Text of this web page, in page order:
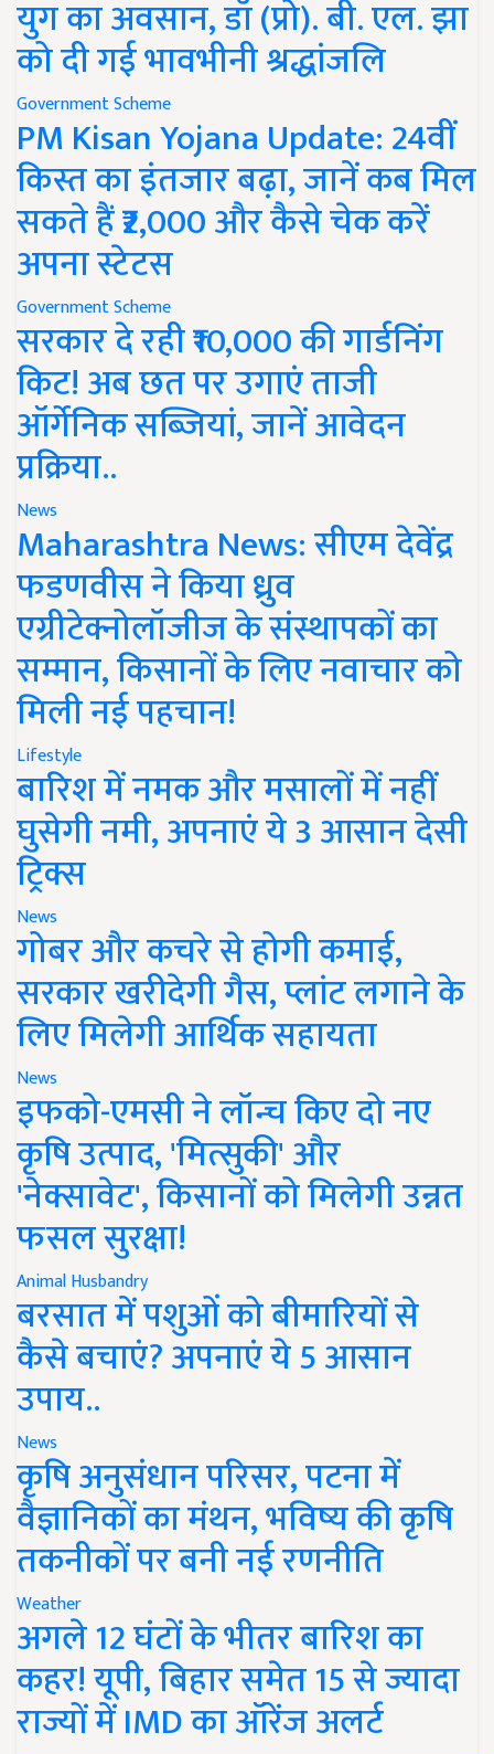
युग का अवसान, डॉ (प्रो). बी. एल. झा
को दी गई भावभीनी श्रद्धांजलि
Government Scheme
PM Kisan Yojana Update: 24वीं
किस्त का इंतजार बढ़ा, जानें कब मिल
सकते हैं ₹2,000 और कैसे चेक करें
अपना स्टेटस
Government Scheme
सरकार दे रही ₹10,000 की गार्डनिंग
किट! अब छत पर उगाएं ताजी
ऑर्गेनिक सब्जियां, जानें आवेदन
प्रक्रिया..
News
Maharashtra News: सीएम देवेंद्र
फडणवीस ने किया ध्रुव
एग्रीटेक्नोलॉजीज के संस्थापकों का
सम्मान, किसानों के लिए नवाचार को
मिली नई पहचान!
Lifestyle
बारिश में नमक और मसालों में नहीं
घुसेगी नमी, अपनाएं ये 3 आसान देसी
ट्रिक्स
News
गोबर और कचरे से होगी कमाई,
सरकार खरीदेगी गैस, प्लांट लगाने के
लिए मिलेगी आर्थिक सहायता
News
इफको-एमसी ने लॉन्च किए दो नए
कृषि उत्पाद, 'मित्सुकी' और
'नेक्सावेट', किसानों को मिलेगी उन्नत
फसल सुरक्षा!
Animal Husbandry
बरसात में पशुओं को बीमारियों से
कैसे बचाएं? अपनाएं ये 5 आसान
उपाय..
News
कृषि अनुसंधान परिसर, पटना में
वैज्ञानिकों का मंथन, भविष्य की कृषि
तकनीकों पर बनी नई रणनीति
Weather
अगले 12 घंटों के भीतर बारिश का
कहर! यूपी, बिहार समेत 15 से ज्यादा
राज्यों में IMD का ऑरेंज अलर्ट